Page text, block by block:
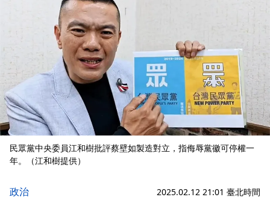
民眾黨中央委員江和樹批評蔡壁如製造對立，指侮辱黨徽可停權一
年。（江和樹提供）
政治 2025.02.12 21:01 臺北時間